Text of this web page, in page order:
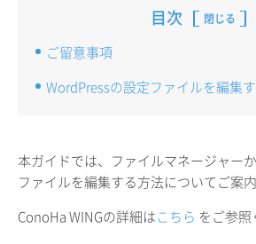
目次 閉じる
ご留意事項
WordPressの設定ファイルを編集
本ガイドでは、ファイルマネージャー
ファイルを編集する方法についてご案内
ConoHa WINGの詳細はこちら をご参照